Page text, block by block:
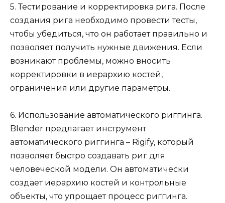
5. Тестирование и корректировка рига. После
создания рига необходимо провести тесты,
чтобы убедиться, что он работает правильно и
позволяет получить нужные движения. Если
возникают проблемы, можно вносить
корректировки в иерархию костей,
ограничения или другие параметры.
6. Использование автоматического риггинга.
Blender предлагает инструмент
автоматического риггинга – Rigify, который
позволяет быстро создавать риг для
человеческой модели. Он автоматически
создает иерархию костей и контрольные
объекты, что упрощает процесс риггинга.